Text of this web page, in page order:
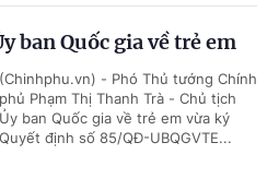
ban Quốc gia về trẻ em
(Chinhphu.vn) - Phó Thủ tướng Chính
phủ Phạm Thị Thanh Trà - Chủ tịch
Ủy ban Quốc gia về trẻ em vừa ký
Quyết định số 85/QĐ-UBQGVTE...